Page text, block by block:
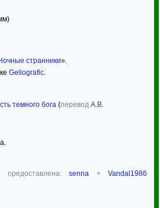
странники».
Geliografic.
темного бога (перевод А.В.
senna + Vandal1986